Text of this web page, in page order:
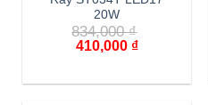
20W
834,000₫
Giá
834,000 ₫.
410,000 ₫Giá
là: